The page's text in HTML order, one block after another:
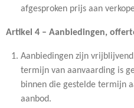
afgesproken prijs aan
Artikel 4 – Aanbiedingen,
Aanbiedingen zijn
termijn van aanvaarding is
binnen die gestelde termijn
aanbod.